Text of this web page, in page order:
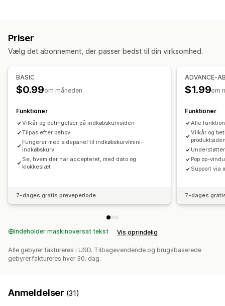
Priser
Vælg det abonnement, der passer bedst til din virksomhed.
BASIC
$0.99om måneden
Funktioner
Vilkår og betingelser på indkøbskurvsiden
Tilpas efter behov
Fungerer med sidepanel til indkøbskurv/mini-
indkøbskurv
Se, hvem der har accepteret, med dato og
klokkeslæt
7-dages gratis prøveperiode
ADVANCE-
$1.99om
Funktioner
Alle
Vilkår og
Pop op-
Support via
7-dages
Indeholder maskinoversat tekst Vis oprindelig
Alle gebyrer faktureres i USD. Tilbagevendende og brugsbaserede
gebyrer faktureres hver 30. dag.
Anmeldelser (31)